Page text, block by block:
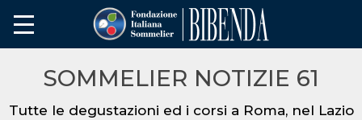
SOMMELIER NOTIZIE 61
Tutte le degustazioni ed i corsi a Roma, nel Lazio